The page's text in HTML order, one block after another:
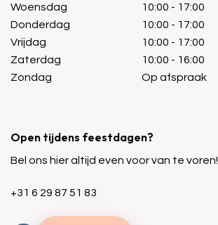
Woensdag
Donderdag
Vrijdag
Zaterdag
Zondag
10:00 - 17:00
10:00 - 17:00
10:00 - 17:00
10:00 - 16:00
Op afspraak
Open tijdens feestdagen?
Bel ons hier altijd even voor van te voren!
+31 6 29 87 51 83